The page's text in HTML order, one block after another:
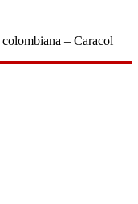
– Caracol